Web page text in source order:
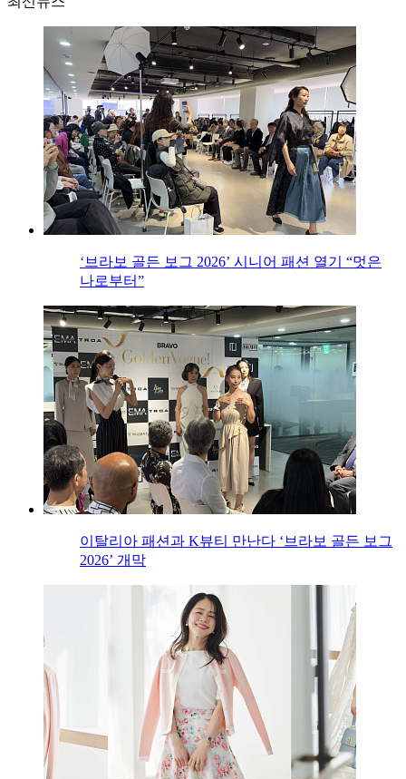
‘브라보 골든 보그 2026’ 시니어 패션 열기 “멋은
나로부터”
이탈리아 패션과 K뷰티 만난다 ‘브라보 골든 보그
2026’ 개막